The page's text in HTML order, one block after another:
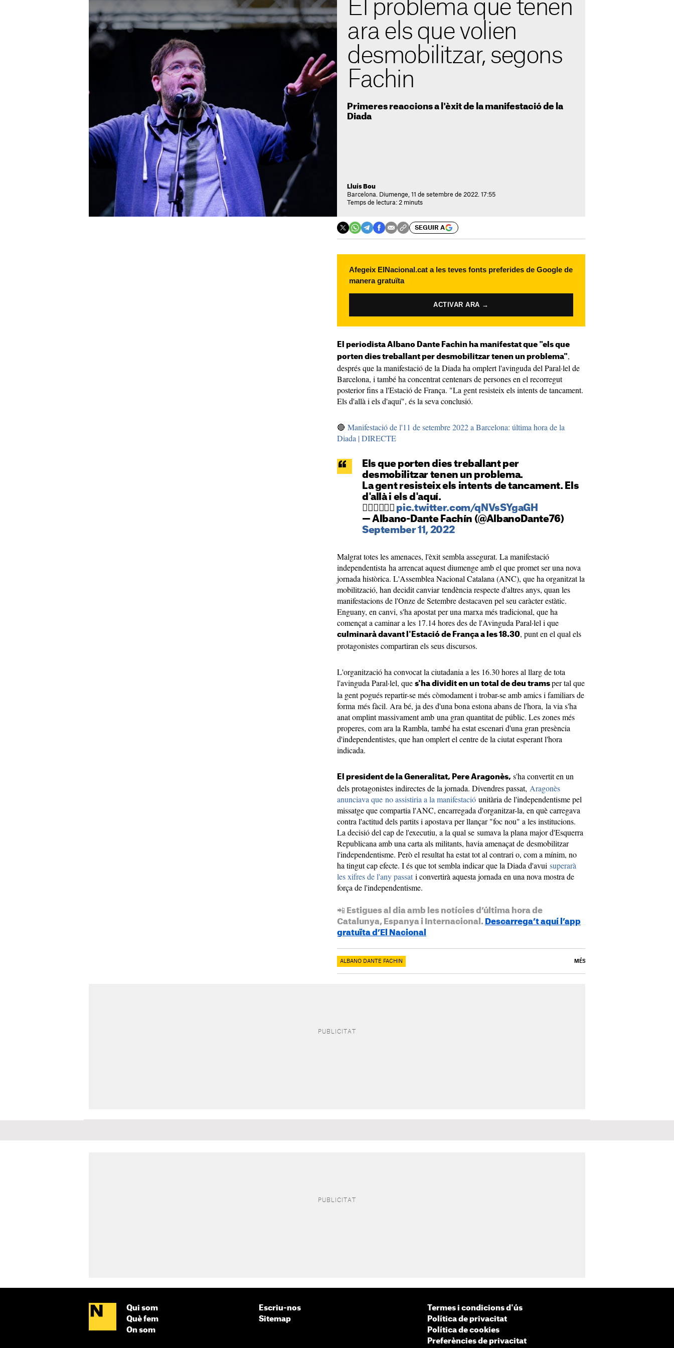
El problema que tenen
ara els que volien
desmobilitzar, segons
Fachin
Primeres reaccions a l'èxit de la manifestació de la
Diada
Lluís Bou
Barcelona. Diumenge, 11 de setembre de 2022. 17:55
Temps de lectura: 2 minuts
SEGUIR A
Afegeix ElNacional.cat a les teves fonts preferides de Google de
manera gratuïta
ACTIVAR ARA →
El periodista Albano Dante Fachin ha manifestat que "els que
porten dies treballant per desmobilitzar tenen un problema",
després que la manifestació de la Diada ha omplert l'avinguda del Paral·lel de
Barcelona, i també ha concentrat centenars de persones en el recorregut
posterior fins a l'Estació de França. "La gent resisteix els intents de tancament.
Els d'allà i els d'aquí", és la seva conclusió.
🔴 Manifestació de l'11 de setembre 2022 a Barcelona: última hora de la
Diada | DIRECTE
Els que porten dies treballant per
desmobilitzar tenen un problema.
La gent resisteix els intents de tancament. Els
d'allà i els d'aquí.
✊🏼✊🏼✊🏼 pic.twitter.com/qNVsSYgaGH
— Albano-Dante Fachín (@AlbanoDante76)
September 11, 2022
Malgrat totes les amenaces, l'èxit sembla assegurat. La manifestació
independentista ha arrencat aquest diumenge amb el que promet ser una nova
jornada històrica. L'Assemblea Nacional Catalana (ANC), que ha organitzat la
mobilització, han decidit canviar tendència respecte d'altres anys, quan les
manifestacions de l'Onze de Setembre destacaven pel seu caràcter estàtic.
Enguany, en canvi, s'ha apostat per una marxa més tradicional, que ha
començat a caminar a les 17.14 hores des de l'Avinguda Paral·lel i que
culminarà davant l'Estació de França a les 18.30, punt en el qual els
protagonistes compartiran els seus discursos.
L'organització ha convocat la ciutadania a les 16.30 hores al llarg de tota
l'avinguda Paral·lel, que s'ha dividit en un total de deu trams per tal que
la gent pogués repartir-se més còmodament i trobar-se amb amics i familiars de
forma més fàcil. Ara bé, ja des d'una bona estona abans de l'hora, la via s'ha
anat omplint massivament amb una gran quantitat de públic. Les zones més
properes, com ara la Rambla, també ha estat escenari d'una gran presència
d'independentistes, que han omplert el centre de la ciutat esperant l'hora
indicada.
El president de la Generalitat, Pere Aragonès, s'ha convertit en un
dels protagonistes indirectes de la jornada. Divendres passat, Aragonès
anunciava que no assistiria a la manifestació unitària de l'independentisme pel
missatge que compartia l'ANC, encarregada d'organitzar-la, en què carregava
contra l'actitud dels partits i apostava per llançar "foc nou" a les institucions.
La decisió del cap de l'executiu, a la qual se sumava la plana major d'Esquerra
Republicana amb una carta als militants, havia amenaçat de desmobilitzar
l'independentisme. Però el resultat ha estat tot al contrari o, com a mínim, no
ha tingut cap efecte. I és que tot sembla indicar que la Diada d'avui superarà
les xifres de l'any passati convertirà aquesta jornada en una nova mostra de
força de l'independentisme.
📲 Estigues al dia amb les notícies d’última hora de
Catalunya, Espanya i Internacional. Descarrega’t aquí l’app
gratuïta d’El Nacional
ALBANO DANTE FACHIN MÉS
Qui som
Què fem
On som
Escriu-nos
Sitemap
Termes i condicions d'ús
Política de privacitat
Política de cookies
Preferències de privacitat